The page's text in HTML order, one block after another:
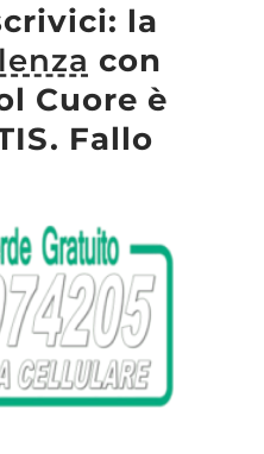
la
con
Cuore è
Fallo